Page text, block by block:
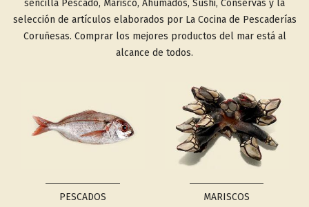
sencilla Pescado, Marisco, Ahumados, Sushi, Conservas y la
selección de artículos elaborados por La Cocina de Pescaderías
Coruñesas. Comprar los mejores productos del mar está al
alcance de todos.
PESCADOS MARISCOS